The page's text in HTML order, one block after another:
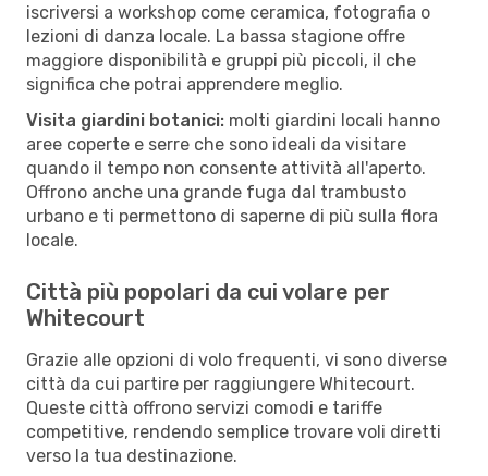
iscriversi a workshop come ceramica, fotografia o
lezioni di danza locale. La bassa stagione offre
maggiore disponibilità e gruppi più piccoli, il che
significa che potrai apprendere meglio.
Visita giardini botanici: molti giardini locali hanno
aree coperte e serre che sono ideali da visitare
quando il tempo non consente attività all'aperto.
Offrono anche una grande fuga dal trambusto
urbano e ti permettono di saperne di più sulla flora
locale.
Città più popolari da cui volare per
Whitecourt
Grazie alle opzioni di volo frequenti, vi sono diverse
città da cui partire per raggiungere Whitecourt.
Queste città offrono servizi comodi e tariffe
competitive, rendendo semplice trovare voli diretti
verso la tua destinazione.